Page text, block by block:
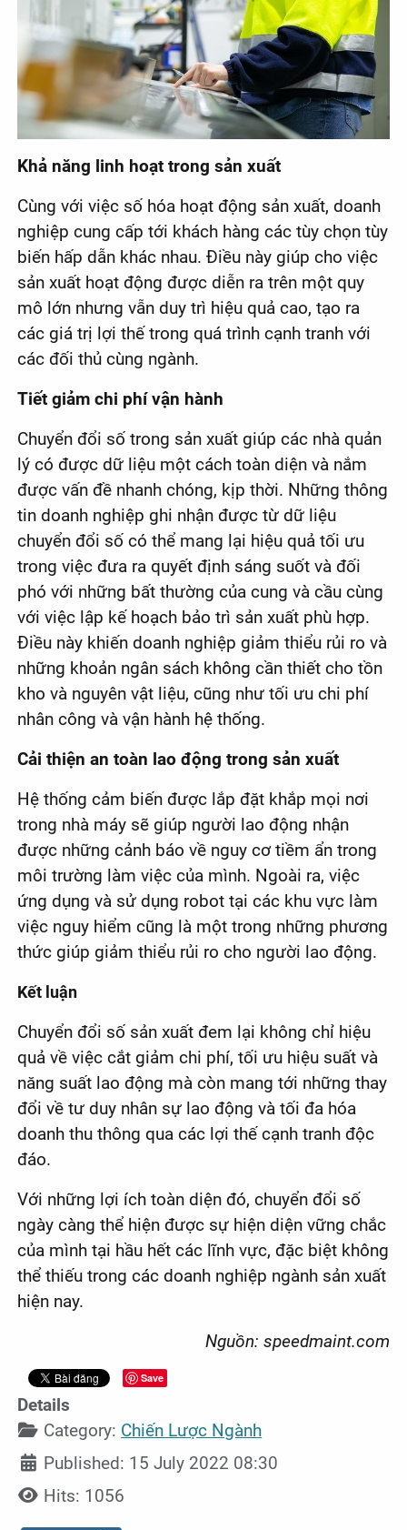
Khả năng linh hoạt trong sản xuất
Cùng với việc số hóa hoạt động sản xuất, doanh
nghiệp cung cấp tới khách hàng các tùy chọn tùy
biến hấp dẫn khác nhau. Điều này giúp cho việc
sản xuất hoạt động được diễn ra trên một quy
mô lớn nhưng vẫn duy trì hiệu quả cao, tạo ra
các giá trị lợi thế trong quá trình cạnh tranh với
các đối thủ cùng ngành.
Tiết giảm chi phí vận hành
Chuyển đổi số trong sản xuất giúp các nhà quản
lý có được dữ liệu một cách toàn diện và nắm
được vấn đề nhanh chóng, kịp thời. Những thông
tin doanh nghiệp ghi nhận được từ dữ liệu
chuyển đổi số có thể mang lại hiệu quả tối ưu
trong việc đưa ra quyết định sáng suốt và đối
phó với những bất thường của cung và cầu cùng
với việc lập kế hoạch bảo trì sản xuất phù hợp.
Điều này khiến doanh nghiệp giảm thiểu rủi ro và
những khoản ngân sách không cần thiết cho tồn
kho và nguyên vật liệu, cũng như tối ưu chi phí
nhân công và vận hành hệ thống.
Cải thiện an toàn lao động trong sản xuất
Hệ thống cảm biến được lắp đặt khắp mọi nơi
trong nhà máy sẽ giúp người lao động nhận
được những cảnh báo về nguy cơ tiềm ẩn trong
môi trường làm việc của mình. Ngoài ra, việc
ứng dụng và sử dụng robot tại các khu vực làm
việc nguy hiểm cũng là một trong những phương
thức giúp giảm thiểu rủi ro cho người lao động.
Kết luận
Chuyển đổi số sản xuất đem lại không chỉ hiệu
quả về việc cắt giảm chi phí, tối ưu hiệu suất và
năng suất lao động mà còn mang tới những thay
đổi về tư duy nhân sự lao động và tối đa hóa
doanh thu thông qua các lợi thế cạnh tranh độc
đáo.
Với những lợi ích toàn diện đó, chuyển đổi số
ngày càng thể hiện được sự hiện diện vững chắc
của mình tại hầu hết các lĩnh vực, đặc biệt không
thể thiếu trong các doanh nghiệp ngành sản xuất
hiện nay.
Nguồn: speedmaint.com
Save
Details
Category: Chiến Lược Ngành
Published: 15 July 2022 08:30
Hits: 1056